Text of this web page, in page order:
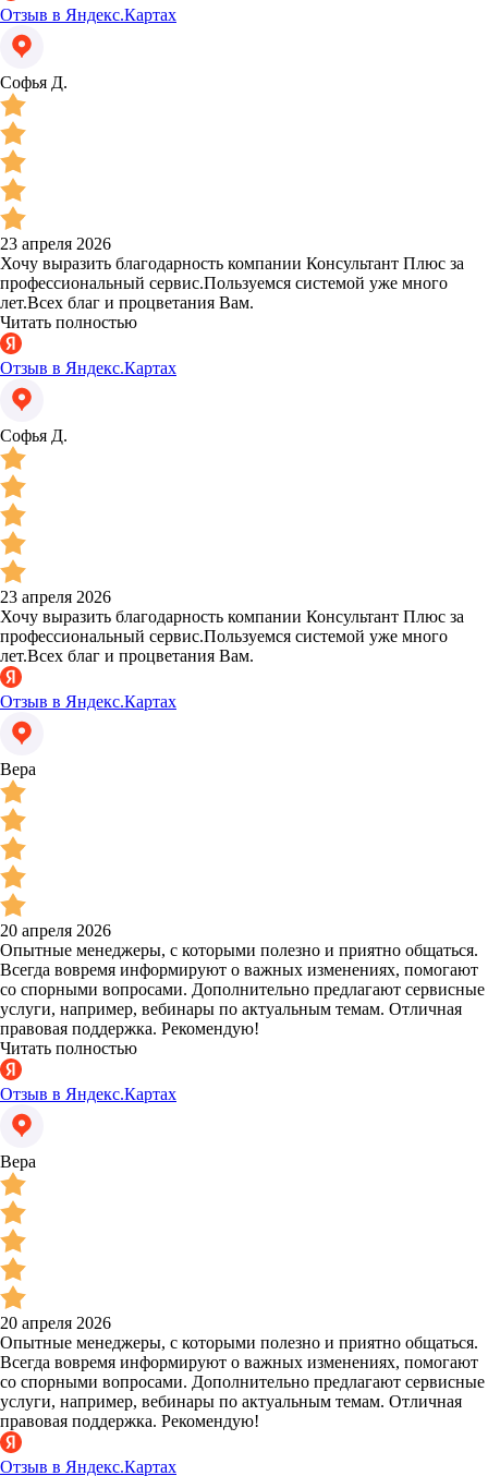
Отзыв в Яндекс.Картах
Софья Д.
23 апреля 2026
Хочу выразить благодарность компании Консультант Плюс за
профессиональный сервис.Пользуемся системой уже много
лет.Всех благ и процветания Вам.
Читать полностью
Отзыв в Яндекс.Картах
Софья Д.
23 апреля 2026
Хочу выразить благодарность компании Консультант Плюс за
профессиональный сервис.Пользуемся системой уже много
лет.Всех благ и процветания Вам.
Отзыв в Яндекс.Картах
Вера
20 апреля 2026
Опытные менеджеры, с которыми полезно и приятно общаться.
Всегда вовремя информируют о важных изменениях, помогают
со спорными вопросами. Дополнительно предлагают сервисные
услуги, например, вебинары по актуальным темам. Отличная
правовая поддержка. Рекомендую!
Читать полностью
Отзыв в Яндекс.Картах
Вера
20 апреля 2026
Опытные менеджеры, с которыми полезно и приятно общаться.
Всегда вовремя информируют о важных изменениях, помогают
со спорными вопросами. Дополнительно предлагают сервисные
услуги, например, вебинары по актуальным темам. Отличная
правовая поддержка. Рекомендую!
Отзыв в Яндекс.Картах